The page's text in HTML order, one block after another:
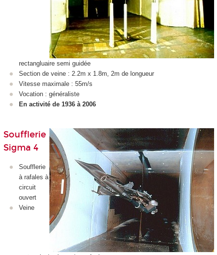
rectangluaire semi guidée
Section de veine : 2.2m x 1.8m, 2m de longueur
Vitesse maximale : 55m/s
Vocation : généraliste
En activité de 1936 à 2006
Soufflerie
Sigma 4
Soufflerie
à rafales à
circuit
ouvert
Veine